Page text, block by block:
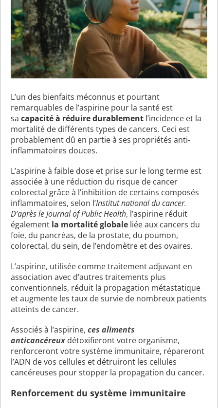
L’un des bienfaits méconnus et pourtant
remarquables de l’aspirine pour la santé est
sacapacité à réduire durablement l’incidence et la
mortalité de différents types de cancers. Ceci est
probablement dû en partie à ses propriétés anti-
inflammatoires douces.
L’aspirine à faible dose et prise sur le long terme est
associée à une réduction du risque de cancer
colorectal grâce à l’inhibition de certains composés
inflammatoires, selon l’Institut national du cancer.
D’après leJournal of Public Health, l’aspirine réduit
également la mortalité globale liée aux cancers du
foie, du pancréas, de la prostate, du poumon,
colorectal, du sein, de l’endomètre et des ovaires.
L’aspirine, utilisée comme traitement adjuvant en
association avec d’autres traitements plus
conventionnels, réduit la propagation métastatique
et augmente les taux de survie de nombreux patients
atteints de cancer.
Associés à l’aspirine,ces aliments
anticancéreux détoxifieront votre organisme,
renforceront votre système immunitaire, répareront
l’ADN de vos cellules et détruiront les cellules
cancéreuses pour stopper la propagation du cancer.
Renforcement du système immunitaire